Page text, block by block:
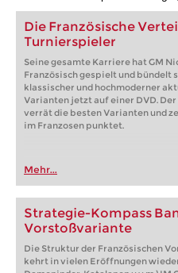
Die Französische
Turnierspieler
Seine gesamte Karriere hat GM
Französisch gespielt und bündelt
klassischer und hochmoderner
Varianten jetzt auf einer DVD. Der
verrät die besten Varianten und
im Franzosen punktet.
Mehr...
Strategie-Kompass
Vorstoßvariante
Die Struktur der Französischen
kehrt in vielen Eröffnungen